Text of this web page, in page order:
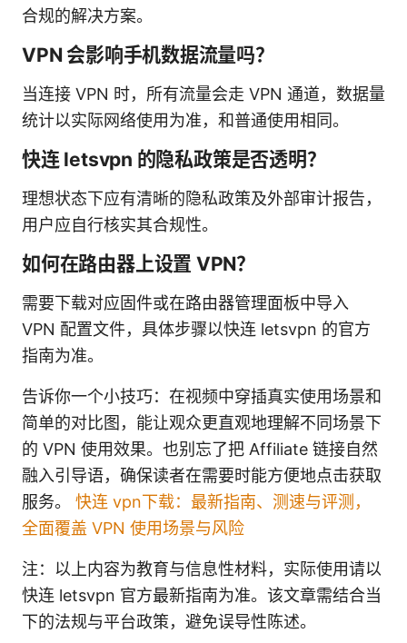
合规的解决方案。
VPN 会影响手机数据流量吗？
当连接 VPN 时，所有流量会走 VPN 通道，数据量
统计以实际网络使用为准，和普通使用相同。
快连 letsvpn 的隐私政策是否透明？
理想状态下应有清晰的隐私政策及外部审计报告，
用户应自行核实其合规性。
如何在路由器上设置 VPN？
需要下载对应固件或在路由器管理面板中导入
VPN 配置文件，具体步骤以快连 letsvpn 的官方
指南为准。
告诉你一个小技巧：在视频中穿插真实使用场景和
简单的对比图，能让观众更直观地理解不同场景下
的 VPN 使用效果。也别忘了把 Affiliate 链接自然
融入引导语，确保读者在需要时能方便地点击获取
服务。 快连 vpn下载：最新指南、测速与评测，
全面覆盖 VPN 使用场景与风险
注：以上内容为教育与信息性材料，实际使用请以
快连 letsvpn 官方最新指南为准。该文章需结合当
下的法规与平台政策，避免误导性陈述。